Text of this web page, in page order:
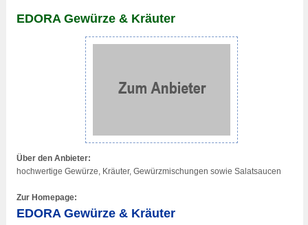
EDORA Gewürze & Kräuter
Über den Anbieter:
hochwertige Gewürze, Kräuter, Gewürzmischungen sowie Salatsaucen
Zur Homepage:
EDORA Gewürze & Kräuter